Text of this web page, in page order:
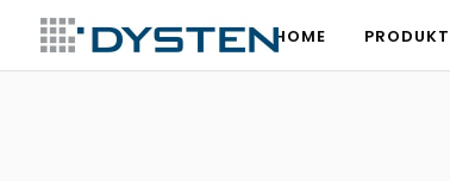
HOME
HOME